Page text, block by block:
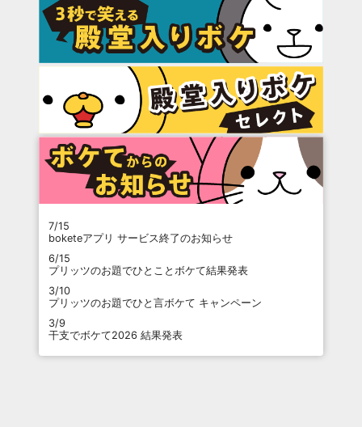
7/15
boketeアプリ サービス終了のお知らせ
6/15
プリッツのお題でひとことボケて結果発表
3/10
プリッツのお題でひと言ボケて キャンペーン
3/9
干支でボケて2026 結果発表